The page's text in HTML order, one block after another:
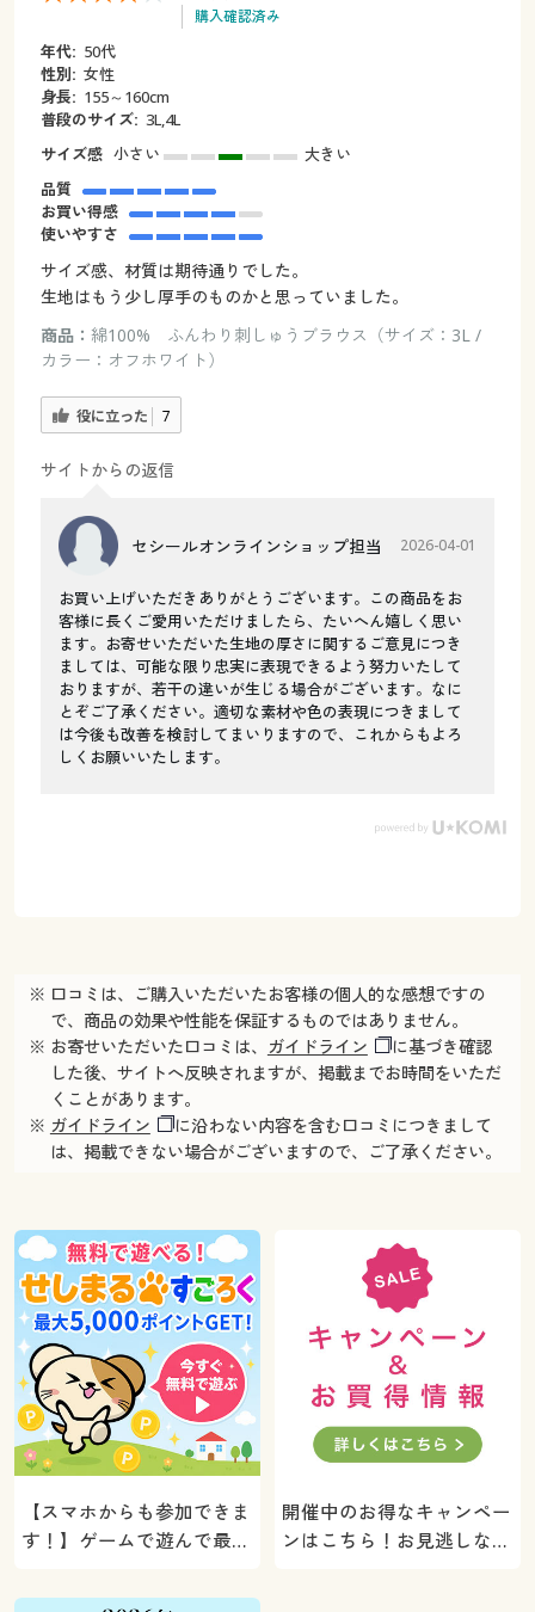
購入確認済み
年代: 50代
性別: 女性
身長: 155～160cm
普段のサイズ: 3L,4L
サイズ感 小さい
大きい
品質
お買い得感
使いやすさ
サイズ感、材質は期待通りでした。
生地はもう少し厚手のものかと思っていました。
商品： 綿100% ふんわり刺しゅうブラウス（サイズ：3L /
カラー：オフホワイト）
役に立った 7
サイトからの返信
セシールオンラインショップ担当 2026-04-01
お買い上げいただきありがとうございます。この商品をお
客様に長くご愛用いただけましたら、たいへん嬉しく思い
ます。お寄せいただいた生地の厚さに関するご意見につき
ましては、可能な限り忠実に表現できるよう努力いたして
おりますが、若干の違いが生じる場合がございます。なに
とぞご了承ください。適切な素材や色の表現につきまして
は今後も改善を検討してまいりますので、これからもよろ
しくお願いいたします。
※ 口コミは、ご購入いただいたお客様の個人的な感想ですの
で、商品の効果や性能を保証するものではありません。
※ お寄せいただいた口コミは、 ガイドライン
に基づき確認
した後、サイトへ反映されますが、掲載までお時間をいただ
くことがあります。
※ ガイドライン
に沿わない内容を含む口コミにつきまして
は、掲載できない場合がございますので、ご了承ください。
【スマホからも参加できま
す！】ゲームで遊んで最大
ト！
開催中のお得なキャンペー
ンはこちら！お見逃しな